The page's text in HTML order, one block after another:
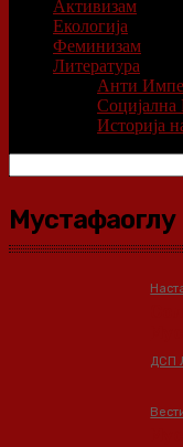
Активизам
Екологија
Феминизам
Литература
Анти
Социјална
Историја
Мустафаоглу
ДСП